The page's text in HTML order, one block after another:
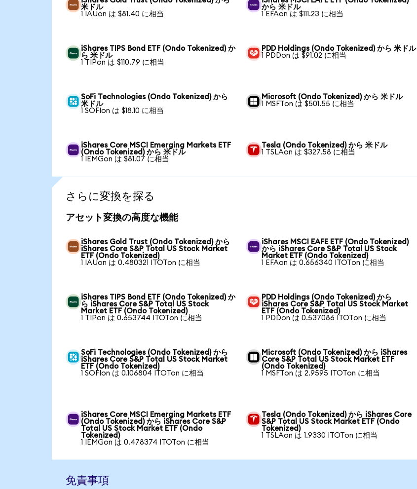
米ドル
1 IAUon は $81.40 に相当
から 米ドル
1 EFAon は $111.23 に相当
iShares TIPS Bond ETF (Ondo Tokenized) か
ら 米ドル
1 TIPon は $110.79 に相当
PDD Holdings (Ondo Tokenized) から 米ドル
1 PDDon は $91.02 に相当
SoFi Technologies (Ondo Tokenized) から
米ドル
1 SOFIon は $18.10 に相当
Microsoft (Ondo Tokenized) から 米ドル
1 MSFTon は $501.55 に相当
iShares Core MSCI Emerging Markets ETF
(Ondo Tokenized) から 米ドル
1 IEMGon は $81.07 に相当
Tesla (Ondo Tokenized) から 米ドル
1 TSLAon は $327.58 に相当
さらに変換を探る
アセット変換の高度な機能
iShares Gold Trust (Ondo Tokenized) から
iShares Core S&P Total US Stock Market
ETF (Ondo Tokenized)
1 IAUon は 0.480321 ITOTon に相当
iShares MSCI EAFE ETF (Ondo Tokenized)
から iShares Core S&P Total US Stock
Market ETF (Ondo Tokenized)
1 EFAon は 0.656340 ITOTon に相当
iShares TIPS Bond ETF (Ondo Tokenized) か
ら iShares Core S&P Total US Stock
Market ETF (Ondo Tokenized)
1 TIPon は 0.653744 ITOTon に相当
PDD Holdings (Ondo Tokenized) から
iShares Core S&P Total US Stock Market
ETF (Ondo Tokenized)
1 PDDon は 0.537086 ITOTon に相当
SoFi Technologies (Ondo Tokenized) から
iShares Core S&P Total US Stock Market
ETF (Ondo Tokenized)
1 SOFIon は 0.106804 ITOTon に相当
Microsoft (Ondo Tokenized) から iShares
Core S&P Total US Stock Market ETF
(Ondo Tokenized)
1 MSFTon は 2.9595 ITOTon に相当
iShares Core MSCI Emerging Markets ETF
(Ondo Tokenized) から iShares Core S&P
Total US Stock Market ETF (Ondo
Tokenized)
1 IEMGon は 0.478374 ITOTon に相当
Tesla (Ondo Tokenized) から iShares Core
S&P Total US Stock Market ETF (Ondo
Tokenized)
1 TSLAon は 1.9330 ITOTon に相当
免責事項